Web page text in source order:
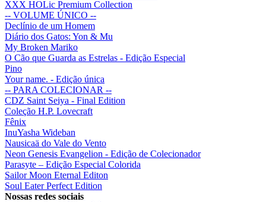
XXX HOLic Premium Collection
-- VOLUME ÚNICO --
Declínio de um Homem
Diário dos Gatos: Yon & Mu
My Broken Mariko
O Cão que Guarda as Estrelas - Edição Especial
Pino
Your name. - Edição única
-- PARA COLECIONAR --
CDZ Saint Seiya - Final Edition
Coleção H.P. Lovecraft
Fênix
InuYasha Wideban
Nausicaä do Vale do Vento
Neon Genesis Evangelion - Edição de Colecionador
Parasyte – Edição Especial Colorida
Sailor Moon Eternal Editon
Soul Eater Perfect Edition
Nossas redes sociais